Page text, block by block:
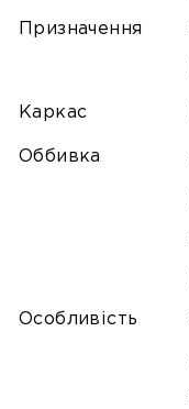
Призначення
Каркас
Оббивка
Особливість